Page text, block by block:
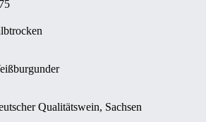
Qualitätswein, Sachsen